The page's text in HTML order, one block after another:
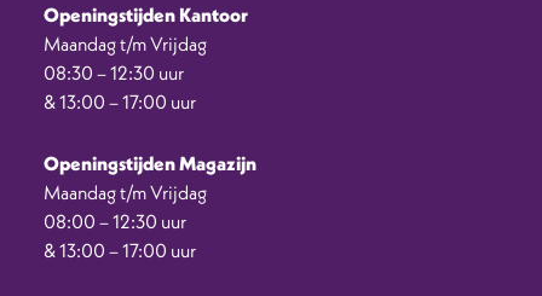
Openingstijden Kantoor
Maandag t/m Vrijdag
08:30 – 12:30 uur
& 13:00 – 17:00 uur
Openingstijden Magazijn
Maandag t/m Vrijdag
08:00 – 12:30 uur
& 13:00 – 17:00 uur